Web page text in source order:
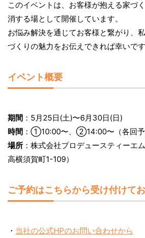
このイベントは、お客様が抱える家づ
消する場として開催しています。
お悩み解決を通じてお客様と繋がり、
づくりの魅力をお伝えできれば幸いです
イベント概要
期間 ：5月25日(土)〜6月30日(日)
時間 ：①10:00〜、②14:00〜（各回予
場所 ：株式会社プロデュースティーエ
高横須賀町1-109）
ご予約はこちらから受け付けて
・ 当社の公式HPのお問い合わせから